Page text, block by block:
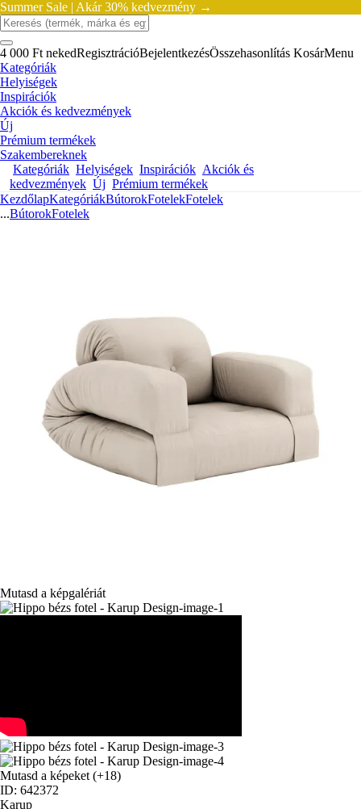
Summer Sale | Akár 30% kedvezmény →
4 000 Ft nekedRegisztrációBejelentkezésÖsszehasonlítás KosárMenu
Kategóriák
Helyiségek
Inspirációk
Akciók és kedvezmények
Új
Prémium termékek
Szakembereknek
Kategóriák Helyiségek Inspirációk Akciók és
kedvezmények Új Prémium termékek
KezdőlapKategóriákBútorokFotelekFotelek
...BútorokFotelek
Mutasd a képgalériát
Mutasd a képeket (+18)
ID: 642372
Karup